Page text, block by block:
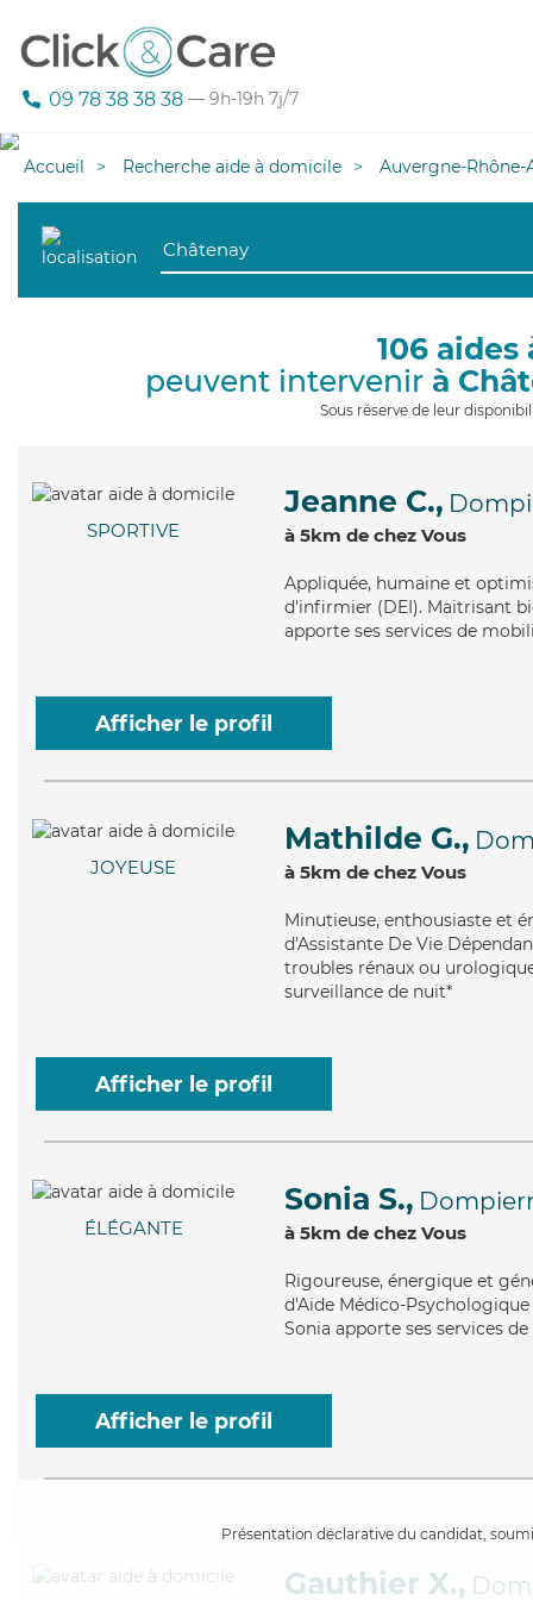
09 78 38 38 38 — 9h-19h 7j/7
Accueil Recherche aide à domicile Auvergne-Rhône-
106
peuvent intervenir à
Sous réserve de leur
SPORTIVE
Jeanne C.,
à 5km de chez Vous
Appliquée, humaine et
d'infirmier (DEI). Maitrisant
apporte ses services de
Afficher le profil
JOYEUSE
Mathilde G.,
à 5km de chez Vous
Minutieuse, enthousiaste et
d'Assistante De Vie
troubles rénaux ou
surveillance de nuit*
Afficher le profil
ÉLÉGANTE
Sonia S.,
à 5km de chez Vous
Rigoureuse, énergique et
d'Aide Médico-
Sonia apporte ses services
Afficher le profil
Présentation déclarative du candidat,
Gauthier X.,